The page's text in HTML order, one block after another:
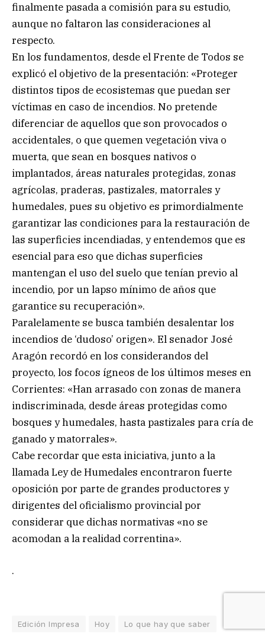
finalmente pasada a comisión para su estudio,
aunque no faltaron las consideraciones al
respecto.
En los fundamentos, desde el Frente de Todos se
explicó el objetivo de la presentación: «Proteger
distintos tipos de ecosistemas que puedan ser
víctimas en caso de incendios. No pretende
diferenciar de aquellos que son provocados o
accidentales, o que quemen vegetación viva o
muerta, que sean en bosques nativos o
implantados, áreas naturales protegidas, zonas
agrícolas, praderas, pastizales, matorrales y
humedales, pues su objetivo es primordialmente
garantizar las condiciones para la restauración de
las superficies incendiadas, y entendemos que es
esencial para eso que dichas superficies
mantengan el uso del suelo que tenían previo al
incendio, por un lapso mínimo de años que
garantice su recuperación».
Paralelamente se busca también desalentar los
incendios de ‘dudoso’ origen». El senador José
Aragón recordó en los considerandos del
proyecto, los focos ígneos de los últimos meses en
Corrientes: «Han arrasado con zonas de manera
indiscriminada, desde áreas protegidas como
bosques y humedales, hasta pastizales para cría de
ganado y matorrales».
Cabe recordar que esta iniciativa, junto a la
llamada Ley de Humedales encontraron fuerte
oposición por parte de grandes productores y
dirigentes del oficialismo provincial por
considerar que dichas normativas «no se
acomodan a la realidad correntina».
.
Edición Impresa Hoy Lo que hay que saber